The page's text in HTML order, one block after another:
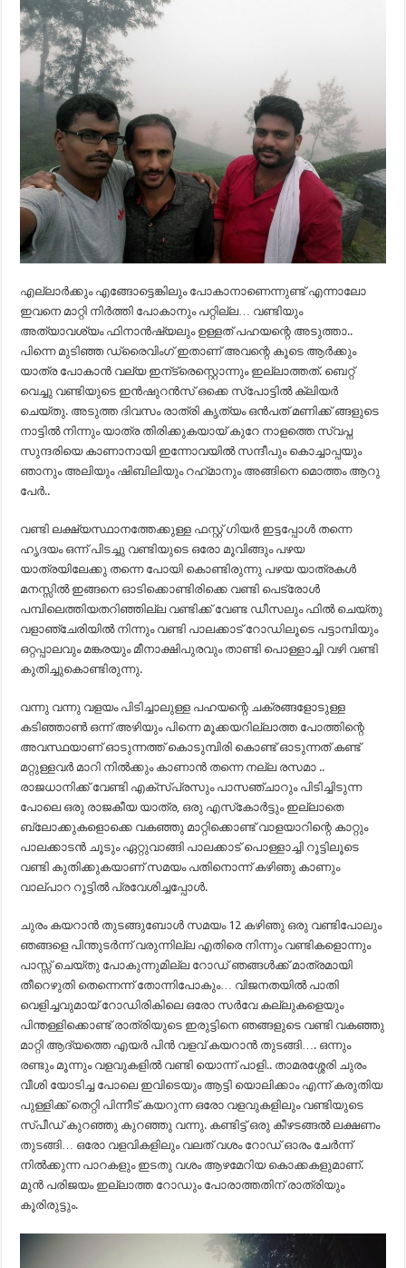
എല്ലാർക്കും എങ്ങോട്ടെങ്കിലും പോകാനാണെന്നുണ്ട് എന്നാലോ
ഇവനെ മാറ്റി നിർത്തി പോകാനും പറ്റില്ല… വണ്ടിയും
അത്യാവശ്യം ഫിനാൻഷ്യലും ഉള്ളത് പഹയന്റെ അടുത്താ..
പിന്നെ മുടിഞ്ഞ ഡ്രൈവിംഗ് ഇതാണ് അവന്റെ കൂടെ ആർക്കും
യാത്ര പോകാൻ വല്യ ഇന്ട്രെസ്റ്റൊന്നും ഇല്ലാത്തത്. ബെറ്റ്
വെച്ചു വണ്ടിയുടെ ഇൻഷുറൻസ് ഒക്കെ സ്പോട്ടിൽ ക്ലിയർ
ചെയ്തു. അടുത്ത ദിവസം രാത്രി കൃത്യം ഒൻപത് മണിക്ക് ങ്ങളുടെ
നാട്ടിൽ നിന്നും യാത്ര തിരിക്കുകയായ് കുറേ നാളത്തെ സ്വപ്ന
സുന്ദരിയെ കാണാനായി ഇന്നോവയിൽ സന്ദീപും കൊച്ചാപ്പയും
ഞാനും അലിയും ഷിബിലിയും റഹ്‌മാനും അങ്ങിനെ മൊത്തം ആറു
പേർ..
വണ്ടി ലക്ഷ്യസ്ഥാനത്തേക്കുള്ള ഫസ്റ്റ് ഗിയർ ഇട്ടപ്പോൾ തന്നെ
ഹൃദയം ഒന്ന് പിടച്ചു വണ്ടിയുടെ ഒരോ മൂവിങ്ങും പഴയ
യാത്രയിലേക്കു തന്നെ പോയി കൊണ്ടിരുന്നു പഴയ യാത്രകൾ
മനസ്സിൽ ഇങ്ങനെ ഓടിക്കൊണ്ടിരിക്കെ വണ്ടി പെട്രോൾ
പമ്പിലെത്തിയതറിഞ്ഞില്ല വണ്ടിക്ക് വേണ്ട ഡീസലും ഫിൽ ചെയ്തു
വളാഞ്ചേരിയിൽ നിന്നും വണ്ടി പാലക്കാട്‌ റോഡിലൂടെ പട്ടാമ്പിയും
ഒറ്റപ്പാലവും മങ്കരയും മീനാക്ഷിപുരവും താണ്ടി പൊള്ളാച്ചി വഴി വണ്ടി
കുതിച്ചുകൊണ്ടിരുന്നു.
വന്നു വന്നു വളയം പിടിച്ചാലുള്ള പഹയന്റെ ചക്രങ്ങളോടുള്ള
കടിഞ്ഞാൺ ഒന്ന് അഴിയും പിന്നെ മൂക്കയറില്ലാത്ത പോത്തിന്റെ
അവസ്ഥയാണ് ഓടുന്നത്ത് കൊടുമ്പിരി കൊണ്ട് ഓടുന്നത് കണ്ട്
മറ്റുള്ളവർ മാറി നിൽക്കും കാണാൻ തന്നെ നല്ല രസമാ ..
രാജധാനിക്ക് വേണ്ടി എക്സ്പ്രസും പാസഞ്ചാറും പിടിച്ചിടുന്ന
പോലെ ഒരു രാജകീയ യാത്ര, ഒരു എസ്‌കോർട്ടും ഇല്ലാതെ
ബ്ലോക്കുകളൊക്കെ വകഞ്ഞു മാറ്റിക്കൊണ്ട് വാളയാറിന്റെ കാറ്റും
പാലക്കാടൻ ചൂടും ഏറ്റുവാങ്ങി പാലക്കാട്‌ പൊള്ളാച്ചി റൂട്ടിലൂടെ
വണ്ടി കുതിക്കുകയാണ് സമയം പതിനൊന്ന് കഴിഞു കാണും
വാല്പാറ റൂട്ടിൽ പ്രവേശിച്ചപ്പോൾ.
ചുരം കയറാൻ തുടങ്ങുബോൾ സമയം 12 കഴിഞു ഒരു വണ്ടിപോലും
ഞങ്ങളെ പിന്തുടർന്ന് വരുന്നില്ല എതിരെ നിന്നും വണ്ടികളൊന്നും
പാസ്സ് ചെയ്തു പോകുന്നുമില്ല റോഡ് ഞങ്ങൾക്ക് മാത്രമായി
തീറെഴുതി തെന്നെന്ന് തോന്നിപോകും… വിജനതയിൽ പാതി
വെളിച്ചവുമായ് റോഡിരികിലെ ഒരോ സർവേ കല്ലുകളെയും
പിന്തള്ളിക്കൊണ്ട് രാത്രിയുടെ ഇരുട്ടിനെ ഞങ്ങളുടെ വണ്ടി വകഞ്ഞു
മാറ്റി ആദ്യത്തെ എയർ പിൻ വളവ് കയറാൻ തുടങ്ങി…. ഒന്നും
രണ്ടും മൂന്നും വളവുകളിൽ വണ്ടി യൊന്ന് പാളി.. താമരശ്ശേരി ചുരം
വീശി യോടിച്ച പോലെ ഇവിടെയും ആട്ടി യൊലിക്കാം എന്ന് കരുതിയ
പുള്ളിക്ക് തെറ്റി പിന്നീട് കയറുന്ന ഒരോ വളവുകളിലും വണ്ടിയുടെ
സ്പീഡ് കുറഞ്ഞു കുറഞ്ഞു വന്നു. കണ്ടിട്ട് ഒരു കീഴടങ്ങൽ ലക്ഷണം
തുടങ്ങി… ഒരോ വളവികളിലും വലത് വശം റോഡ് ഓരം ചേർന്ന്
നിൽക്കുന്ന പാറകളും ഇടതു വശം ആഴമേറിയ കൊക്കകളുമാണ്.
മുൻ പരിജയം ഇല്ലാത്ത റോഡും പോരാത്തതിന് രാത്രിയും
കൂരിരുട്ടും.